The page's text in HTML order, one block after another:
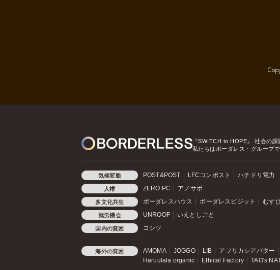
『SWITCH to HOPE』
社会の課
私たちはボーダレス・グループ
気候変動 POST&POST LFCコンポスト ハチドリ電力
人権 ZERO PC アノサポ
多文化共生 ボーダレスハウス ボーダレスビジット むす
就労機会 UNROOF いえとしごと
国内の貧困 コシツ
海外の貧困 AMOMA JOGGO LIB
アフリカシアバター
Haruulala organic
Ethical Factory TAO's